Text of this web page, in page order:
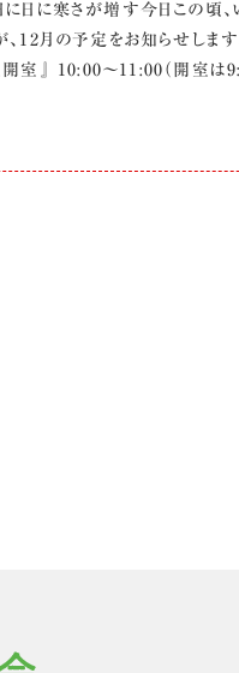
に日に寒さが増す今日この頃
、12月の予定をお知らせしま
開室』 10:00～11:00（開室